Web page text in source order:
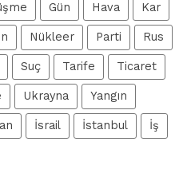
Gün Hava Kar
Nükleer Parti Rus
Suç Tarife Ticaret
Ukrayna Yangın
İsrail İstanbul İş